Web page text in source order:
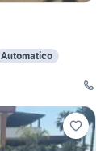
Automatico